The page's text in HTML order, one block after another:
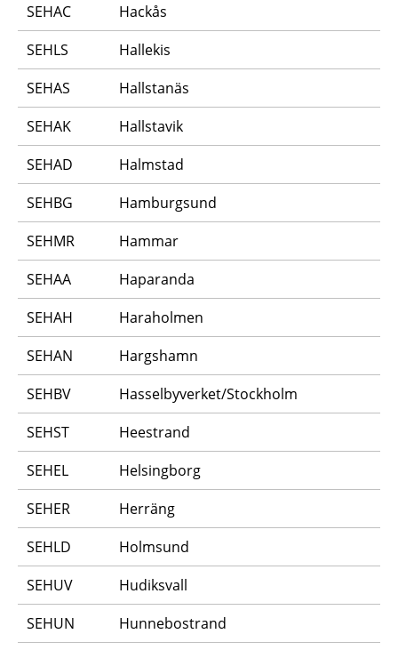
SEHAC
Hackås
SEHLS
Hallekis
SEHAS
Hallstanäs
SEHAK
Hallstavik
SEHAD
Halmstad
SEHBG
Hamburgsund
SEHMR
Hammar
SEHAA
Haparanda
SEHAH
Haraholmen
SEHAN
Hargshamn
SEHBV
Hasselbyverket/Stockholm
SEHST
Heestrand
SEHEL
Helsingborg
SEHER
Herräng
SEHLD
Holmsund
SEHUV
Hudiksvall
SEHUN
Hunnebostrand